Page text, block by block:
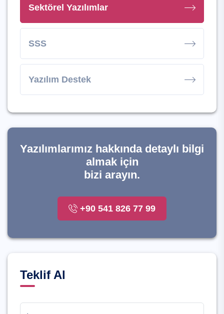
Sektörel Yazılımlar
SSS
Yazılım Destek
Yazılımlarımız hakkında detaylı bilgi
almak için
bizi arayın.
+90 541 826 77 99
Teklif Al